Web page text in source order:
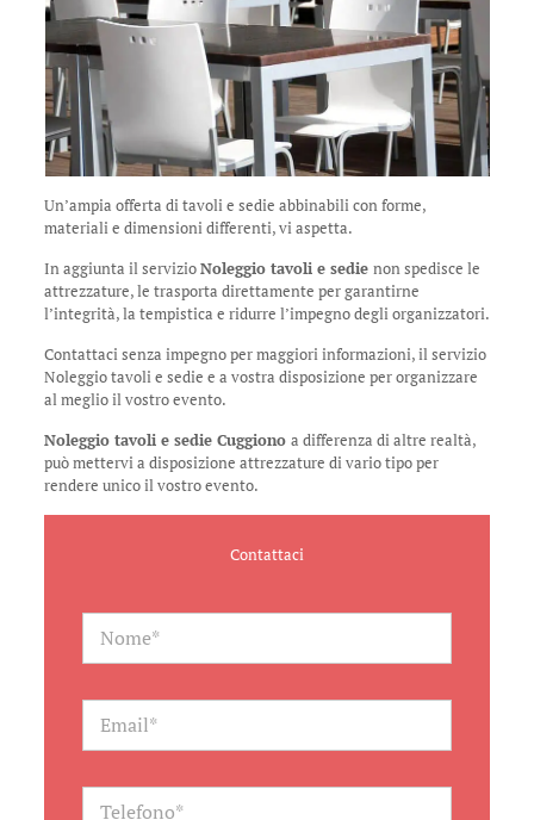
Un’ampia offerta di tavoli e sedie abbinabili con forme,
materiali e dimensioni differenti, vi aspetta.
In aggiunta il servizioNoleggio tavoli e sedie non spedisce le
attrezzature, le trasporta direttamente per garantirne
l’integrità, la tempistica e ridurre l’impegno degli organizzatori.
Contattaci senza impegno per maggiori informazioni, il servizio
Noleggio tavoli e sedie e a vostra disposizione per organizzare
al meglio il vostro evento.
Noleggio tavoli e sedie Cuggiono a differenza di altre realtà,
può mettervi a disposizione attrezzature di vario tipo per
rendere unico il vostro evento.
Contattaci
N
m
*E
a
lT